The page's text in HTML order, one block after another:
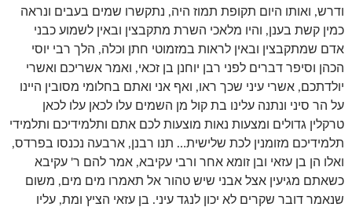
ודרש, ואותו היום תקופת תמוז היה, נתקשרו שמים בעבים ונראה
כמין קשת בענן, והיו מלאכי השרת מתקבצין ובאין לשמוע כבני
אדם שמתקבצין ובאין לראות במזמוטי חתן וכלה, הלך רבי יוסי
הכהן וסיפר דברים לפני רבן יוחנן בן זכאי, ואמר אשריכם ואשרי
יולדתכם, אשרי עיני שכך ראו, ואף אני ואתם בחלומי מסובין היינו
על הר סיני ונתנה עלינו בת קול מן השמים עלו לכאן עלו לכאן
טרקלין גדולים ומצעות נאות מוצעות לכם אתם ותלמידיכם ותלמידי
תלמידיכם מזומנין לכת שלישית… תנו רבנן, ארבעה נכנסו בפרדס,
ואלו הן בן עזאי ובן זומא אחר ורבי עקיבא, אמר להם ר' עקיבא
כשאתם מגיעין אצל אבני שיש טהור אל תאמרו מים מים, משום
שנאמר דובר שקרים לא יכון לנגד עיני. בן עזאי הציץ ומת, עליו